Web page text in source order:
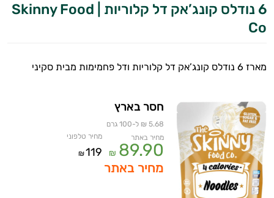
6 נודלס קונג’אק דל קלוריות | Skinny Food
Co
מארז 6 נודלס קונג’אק דל קלוריות ודל פחמימות מבית סקיני
חסר בארץ
5.68 ₪ ל-100 גרם
מחיר באתר
89.90
₪
מחיר טלפוני
119
₪
מחיר באתר